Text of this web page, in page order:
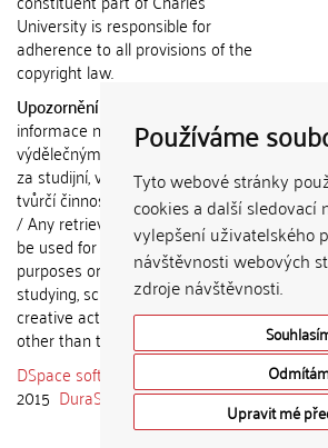
Používáme
Tyto webové stránky
cookies a další sledovací
vylepšení uživatelského
návštěvnosti webových
zdroje návštěvnosti.
Upravit mé
University is responsible for
adherence to all provisions of the
copyright law.
Upozornění / Notice:
informace nemohou být použity k
výdělečným účelům nebo vydávány
za studijní, vědeckou nebo jinou
tvůrčí činnost jiné osoby než autora.
/ Any retrieved information shall not
be used for any commercial
purposes or claimed as results of
studying, scientific or any other
creative activities of any person
other than the author.
DSpace software
copyright © 2002-
2015 DuraSpace